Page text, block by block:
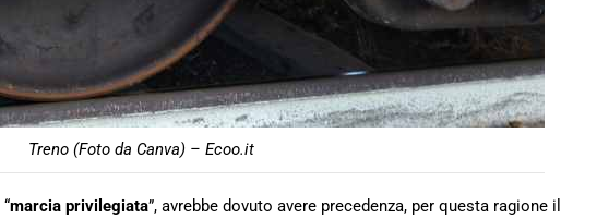
Treno (Foto da Canva) – Ecoo.it
marcia privilegiata”, avrebbe dovuto avere precedenza, per questa ragione il